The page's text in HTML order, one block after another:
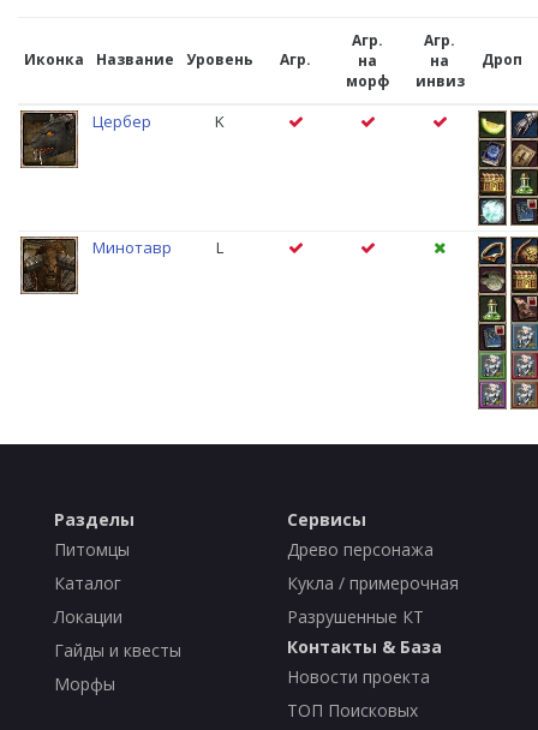
Иконка Название Уровень Агр.
Агр.
на
морф
Агр.
на
инвиз
Дроп
Цербер K
Минотавр L
Разделы
Питомцы
Каталог
Локации
Гайды и квесты
Морфы
Сервисы
Древо персонажа
Кукла / примерочная
Разрушенные КТ
Контакты & База
Новости проекта
ТОП Поисковых